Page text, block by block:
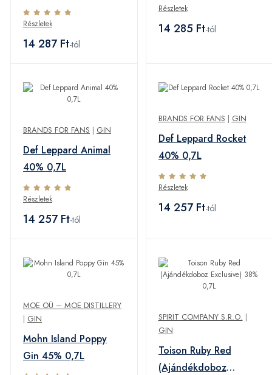
Részletek
14 287 Ft-tól
Részletek
14 285 Ft-tól
BRANDS FOR FANS | GIN
Def Leppard Animal
40% 0,7L
Részletek
14 257 Ft-tól
BRANDS FOR FANS | GIN
Def Leppard Rocket
40% 0,7L
Részletek
14 257 Ft-tól
MOE OÜ – MOE DISTILLERY
| GIN
Mohn Island Poppy
Gin 45% 0,7L
SPIRIT COMPANY S.R.O. |
GIN
Toison Ruby Red
(Ajándékdoboz